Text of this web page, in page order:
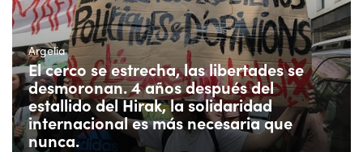
Argelia
El cerco se estrecha, las libertades se
desmoronan. 4 años después del
estallido del Hirak, la solidaridad
internacional es más necesaria que
nunca.